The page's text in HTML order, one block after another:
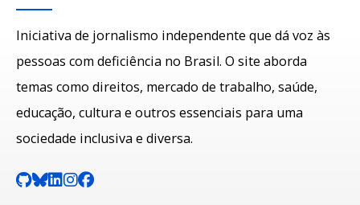
Iniciativa de jornalismo independente que dá voz às
pessoas com deficiência no Brasil. O site aborda
temas como direitos, mercado de trabalho, saúde,
educação, cultura e outros essenciais para uma
sociedade inclusiva e diversa.